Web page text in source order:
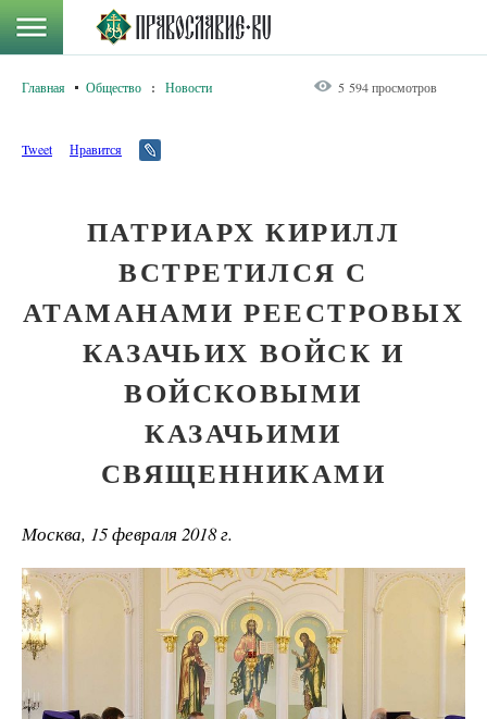
Главная Общество : Новости 5 594 просмотров
Tweet Нравится
ПАТРИАРХ КИРИЛЛ
ВСТРЕТИЛСЯ С
АТАМАНАМИ РЕЕСТРОВЫХ
КАЗАЧЬИХ ВОЙСК И
ВОЙСКОВЫМИ
КАЗАЧЬИМИ
СВЯЩЕННИКАМИ
Москва, 15 февраля 2018 г.